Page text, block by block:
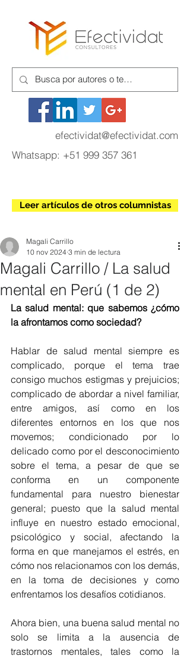
efectividat@efectividat.com
Whatsapp: +51 999 357 361
Leer artículos de otros columnistas
Magali Carrillo / La salud
mental en Perú (1 de 2)
Magali Carrillo
10 nov 2024 3 min de lectura
La salud mental: que sabemos ¿cómo
la afrontamos como sociedad?
Hablar de salud mental siempre es
complicado, porque el tema trae
consigo muchos estigmas y prejuicios;
complicado de abordar a nivel familiar,
entre amigos, así como en los
diferentes entornos en los que nos
movemos; condicionado por lo
delicado como por el desconocimiento
sobre el tema, a pesar de que se
conforma en un componente
fundamental para nuestro bienestar
general; puesto que la salud mental
influye en nuestro estado emocional,
psicológico y social, afectando la
forma en que manejamos el estrés, en
cómo nos relacionamos con los demás,
en la toma de decisiones y como
enfrentamos los desafíos cotidianos.
Ahora bien, una buena salud mental no
solo se limita a la ausencia de
trastornos mentales, tales como la